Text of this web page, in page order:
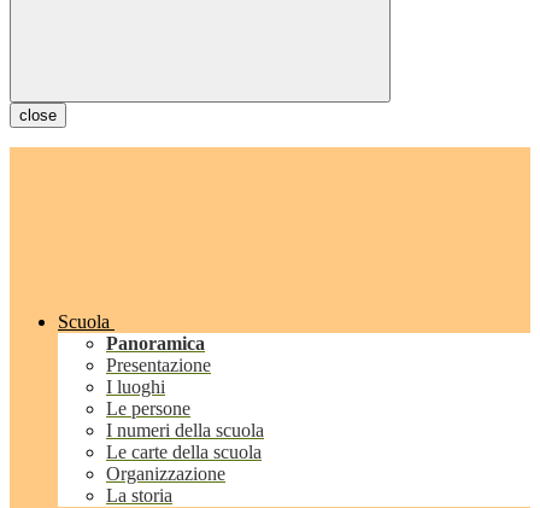
close
Scuola
Panoramica
Presentazione
I luoghi
Le persone
I numeri della scuola
Le carte della scuola
Organizzazione
La storia